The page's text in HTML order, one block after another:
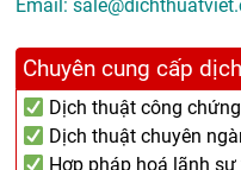
Email:
Chuyên cung cấp
Dịch thuật công chứng
Dịch thuật chuyên
Hợp pháp hoá lãnh